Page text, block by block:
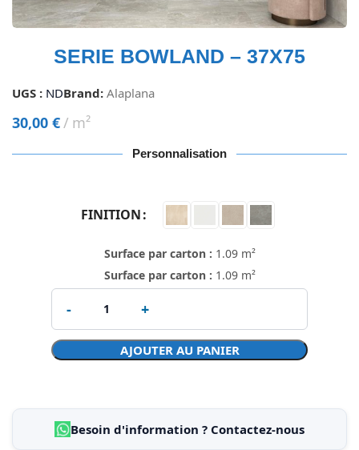
SERIE BOWLAND – 37X75
UGS : NDBrand: Alaplana
30,00 € m²
Personnalisation
FINITION
Surface par carton : 1.09 m²
Surface par carton : 1.09 m²
AJOUTER AU PANIER
Besoin d'information ? Contactez-nous